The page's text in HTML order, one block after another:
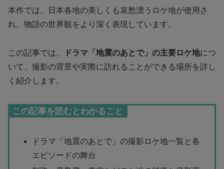
本作では、日本各地の美しくも哀愁漂うロケ地が使用さ
れ、物語の世界観をより深く表現しています。
この記事では、 ドラマ「地震のあとで」の主要ロケ地につ
いて、撮影の背景や実際に訪れることができる場所を詳し
く紹介します。
この記事を読むとわかること
ドラマ「地震のあとで」の撮影ロケ地一覧と各
エピソードの舞台